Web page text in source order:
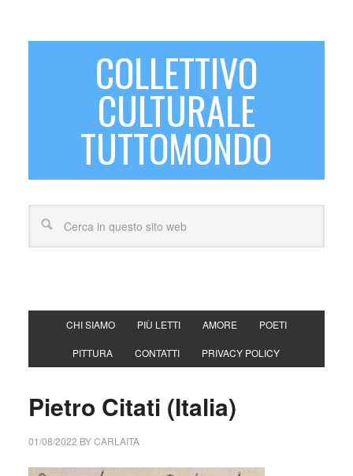
COLLETTIVO
CULTURALE
TUTTOMONDO
CHI SIAMO PIÙ LETTI AMORE POETI
PITTURA CONTATTI PRIVACY POLICY
Pietro Citati (Italia)
01/08/2022 BYCARLAITA